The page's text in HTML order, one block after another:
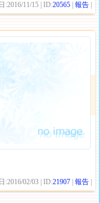
:2016/11/15 | ID:20565 |報告
:2016/02/03 | ID:21907 |報告